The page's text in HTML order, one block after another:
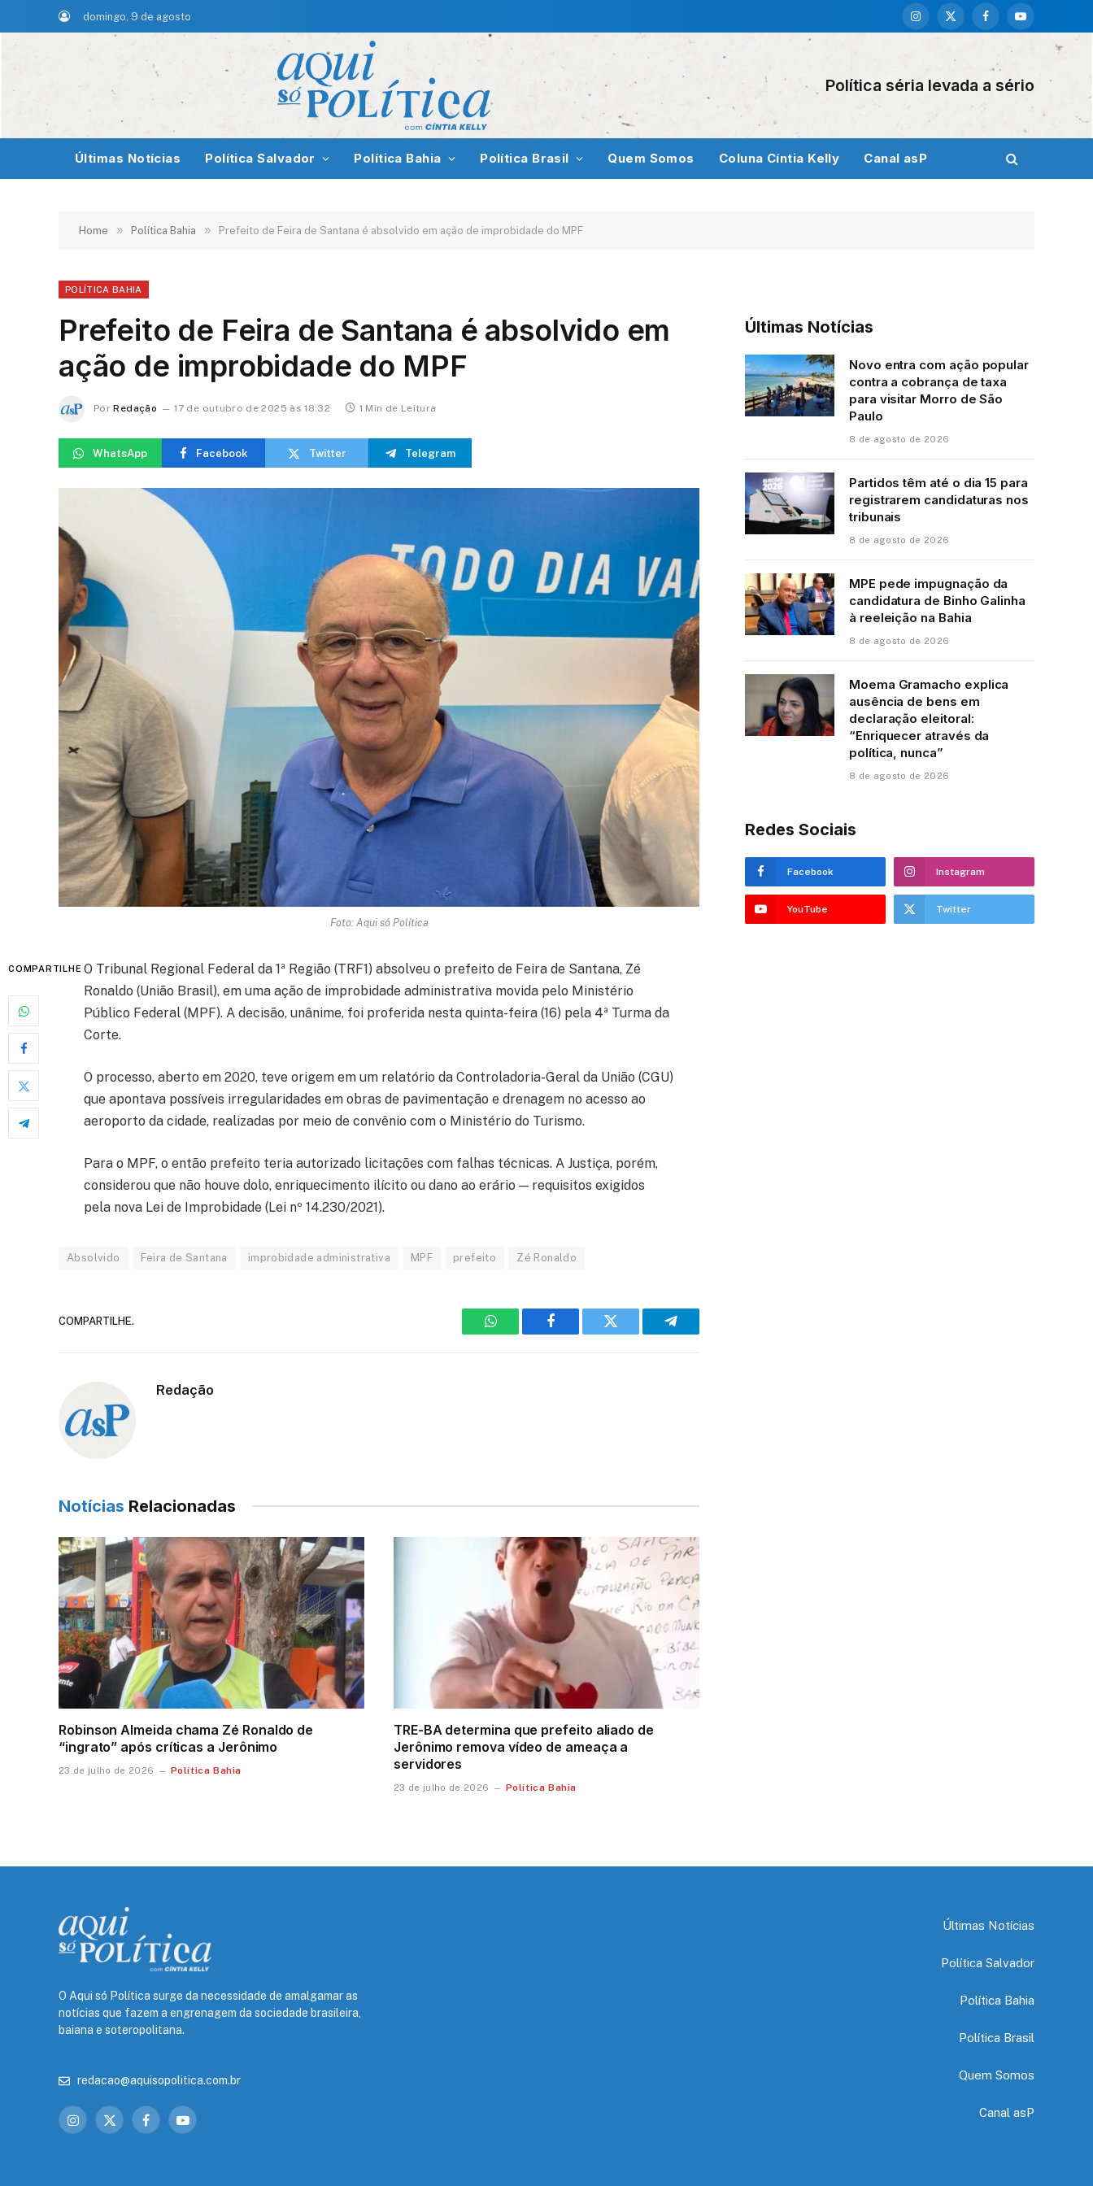
domingo, 9 de agosto
Instagram
X
FacebookYouTube
Política séria levada a sério
Últimas Notícias Política Salvador Política Bahia Política Brasil Quem Somos Coluna Cíntia Kelly Canal asP
Home » Política Bahia » Prefeito de Feira de Santana é absolvido em ação de improbidade do MPF
POLÍTICA BAHIA
Prefeito de Feira de Santana é absolvido em
ação de improbidade do MPF
Por Redação 17 de outubro de 2025 às 18:32 1 Min de Leitura
WhatsApp Facebook Twitter Telegram
Foto: Aqui só Política
COMPARTILHE O Tribunal Regional Federal da 1ª Região (TRF1) absolveu o prefeito de Feira de Santana, Zé
Ronaldo (União Brasil), em uma ação de improbidade administrativa movida pelo Ministério
Público Federal (MPF). A decisão, unânime, foi proferida nesta quinta-feira (16) pela 4ª Turma da
Corte.
O processo, aberto em 2020, teve origem em um relatório da Controladoria-Geral da União (CGU)
que apontava possíveis irregularidades em obras de pavimentação e drenagem no acesso ao
aeroporto da cidade, realizadas por meio de convênio com o Ministério do Turismo.
Para o MPF, o então prefeito teria autorizado licitações com falhas técnicas. A Justiça, porém,
considerou que não houve dolo, enriquecimento ilícito ou dano ao erário — requisitos exigidos
pela nova Lei de Improbidade (Lei nº 14.230/2021).
Absolvido Feira de Santana improbidade administrativa MPF prefeito Zé Ronaldo
COMPARTILHE.
WhatsAppFacebook Twitter Telegram
Redação
Notícias Relacionadas
Robinson Almeida chama Zé Ronaldo de
“ingrato” após críticas a Jerônimo
23 de julho de 2026 Política Bahia
TRE-BA determina que prefeito aliado de
Jerônimo remova vídeo de ameaça a
servidores
23 de julho de 2026 Política Bahia
Últimas Notícias
Novo entra com ação popular
contra a cobrança de taxa
para visitar Morro de São
Paulo
8 de agosto de 2026
Partidos têm até o dia 15 para
registrarem candidaturas nos
tribunais
8 de agosto de 2026
MPE pede impugnação da
candidatura de Binho Galinha
à reeleição na Bahia
8 de agosto de 2026
Moema Gramacho explica
ausência de bens em
declaração eleitoral:
“Enriquecer através da
política, nunca”
8 de agosto de 2026
Redes Sociais
Facebook Instagram
YouTube Twitter
O Aqui só Política surge da necessidade de amalgamar as
notícias que fazem a engrenagem da sociedade brasileira,
baiana e soteropolitana.
redacao@aquisopolitica.com.br
Instagram
X
FacebookYouTube
Últimas Notícias
Política Salvador
Política Bahia
Política Brasil
Quem Somos
Canal asP